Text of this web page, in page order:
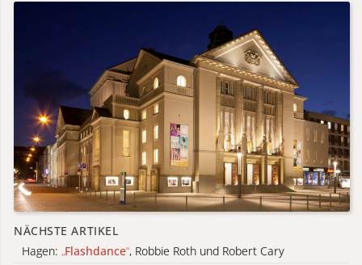
NÄCHSTE ARTIKEL
Hagen: „Flashdance“, Robbie Roth und Robert Cary